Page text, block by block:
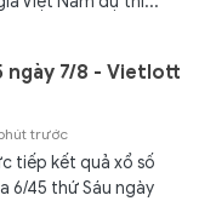
ngày 7/8 - Vietlott
trước
tiếp kết quả xổ số
6/45 thứ Sáu ngày